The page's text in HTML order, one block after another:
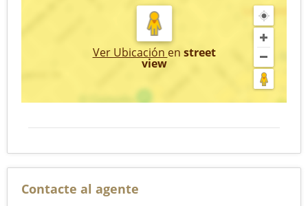
Ver Ubicación en street
view
Contacte al agente